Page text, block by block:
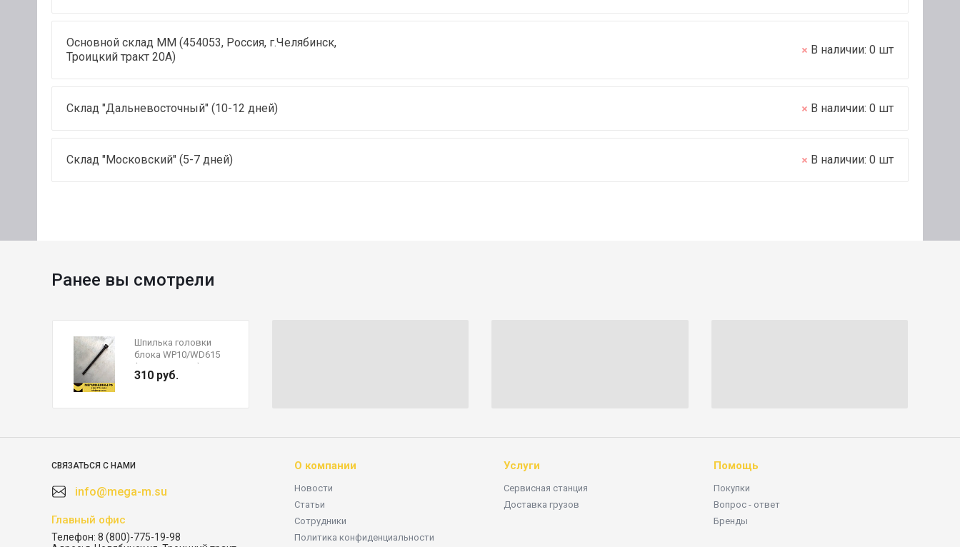
Основной склад ММ (454053, Россия, г.Челябинск,
Троицкий тракт 20А)
В наличии: 0 шт
Склад "Дальневосточный" (10-12 дней) В наличии: 0 шт
Склад "Московский" (5-7 дней) В наличии: 0 шт
Ранее вы смотрели
Шпилька головки
блока WP10/WD615
(М12, L=200мм)
VG1500010185 /
310 руб.
СВЯЗАТЬСЯ С НАМИ
info@mega-m.su
Главный офис
Телефон: 8 (800)-775-19-98
О компании
Новости
Статьи
Сотрудники
Политика конфиденциальности
Услуги
Сервисная станция
Доставка грузов
Помощь
Покупки
Вопрос - ответ
Бренды